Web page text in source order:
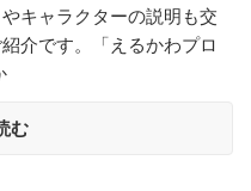
キャラクターの説明も交
介です。「えるかわプロ
む